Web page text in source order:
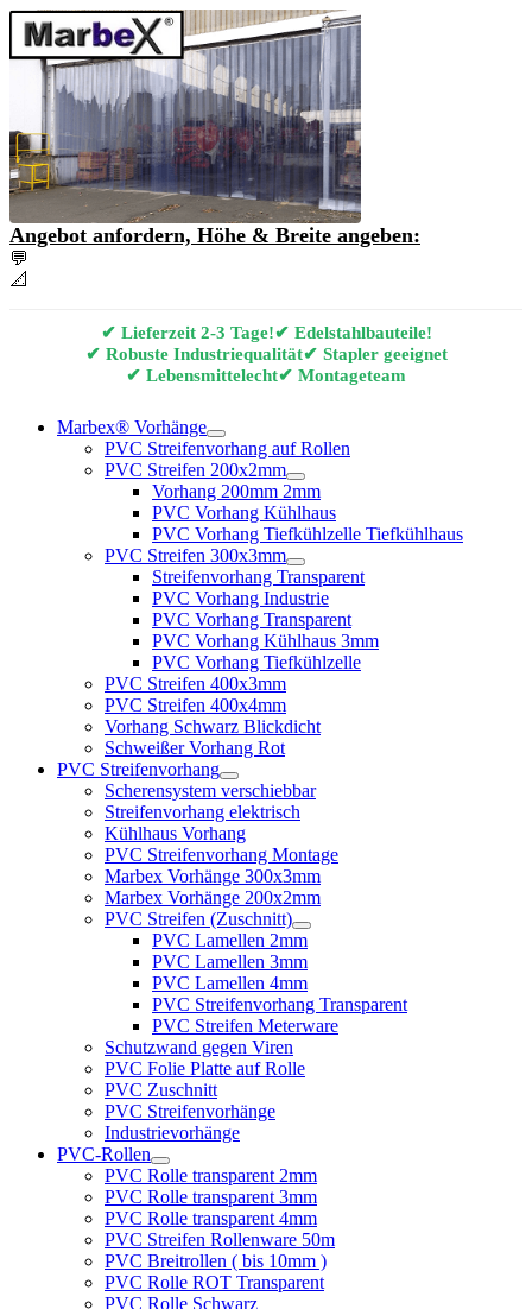
Angebot anfordern, Höhe & Breite angeben:
💬
📐
✔ Lieferzeit 2-3 Tage!✔ Edelstahlbauteile!
✔ Robuste Industriequalität✔ Stapler geeignet
✔ Lebensmittelecht✔ Montageteam
Marbex® Vorhänge
PVC Streifenvorhang auf Rollen
PVC Streifen 200x2mm
Vorhang 200mm 2mm
PVC Vorhang Kühlhaus
PVC Vorhang Tiefkühlzelle Tiefkühlhaus
PVC Streifen 300x3mm
Streifenvorhang Transparent
PVC Vorhang Industrie
PVC Vorhang Transparent
PVC Vorhang Kühlhaus 3mm
PVC Vorhang Tiefkühlzelle
PVC Streifen 400x3mm
PVC Streifen 400x4mm
Vorhang Schwarz Blickdicht
Schweißer Vorhang Rot
PVC Streifenvorhang
Scherensystem verschiebbar
Streifenvorhang elektrisch
Kühlhaus Vorhang
PVC Streifenvorhang Montage
Marbex Vorhänge 300x3mm
Marbex Vorhänge 200x2mm
PVC Streifen (Zuschnitt)
PVC Lamellen 2mm
PVC Lamellen 3mm
PVC Lamellen 4mm
PVC Streifenvorhang Transparent
PVC Streifen Meterware
Schutzwand gegen Viren
PVC Folie Platte auf Rolle
PVC Zuschnitt
PVC Streifenvorhänge
Industrievorhänge
PVC-Rollen
PVC Rolle transparent 2mm
PVC Rolle transparent 3mm
PVC Rolle transparent 4mm
PVC Streifen Rollenware 50m
PVC Breitrollen ( bis 10mm )
PVC Rolle ROT Transparent
PVC Rolle Schwarz